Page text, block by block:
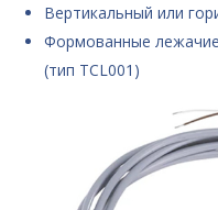
Вертикальный или
Формованные
(тип TCL001)